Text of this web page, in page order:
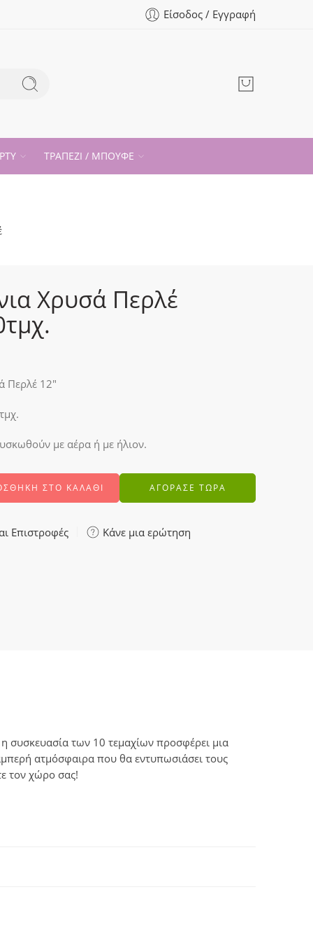
Είσοδος / Εγγραφή
ΤΡΑΠΕΖΙ / ΜΠΟΥΦΕ
Χρυσά Περλέ
Περλέ 12″
με αέρα ή με ήλιον.
ΣΤΟ ΚΑΛΆΘΙ ΑΓΟΡΑΣΕ ΤΩΡΑ
Επιστροφές Κάνε μια ερώτηση
συσκευασία των 10 τεμαχίων προσφέρει μια
ατμόσφαιρα που θα εντυπωσιάσει τους
τον χώρο σας!